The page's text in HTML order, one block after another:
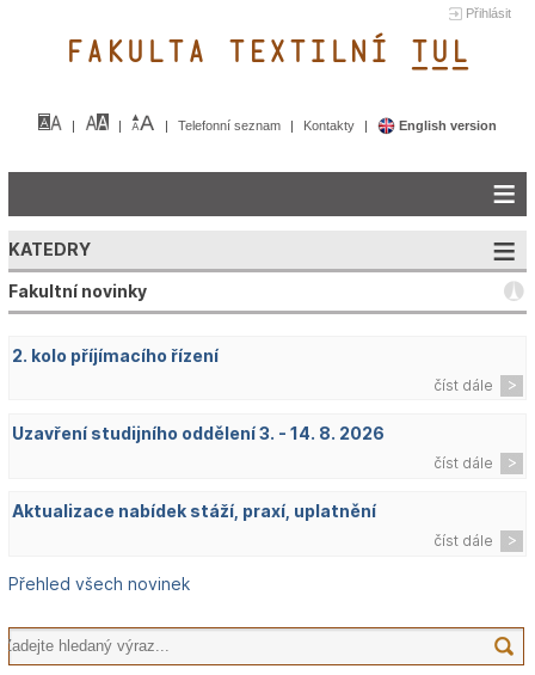
Přihlásit
FAKULTA TEXTILNÍ TUL&
Telefonní seznam Kontakty English version
KATEDRY
Fakultní novinky
2. kolo příjímacího řízení
číst dále
Uzavření studijního oddělení 3. - 14. 8. 2026
číst dále
Aktualizace nabídek stáží, praxí, uplatnění
číst dále
Přehled všech novinek